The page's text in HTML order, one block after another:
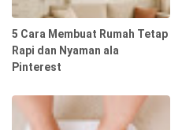
5 Cara Membuat Rumah Tetap
Rapi dan Nyaman ala
Pinterest